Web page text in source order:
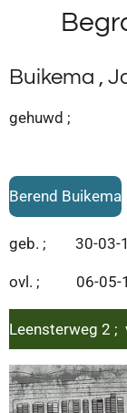
naar
de
hoofdinhoud
Buikema ,
gehuwd ;
Berend Buikema
geb. ; 30-03-
ovl. ; 06-05-
Leensterweg 2